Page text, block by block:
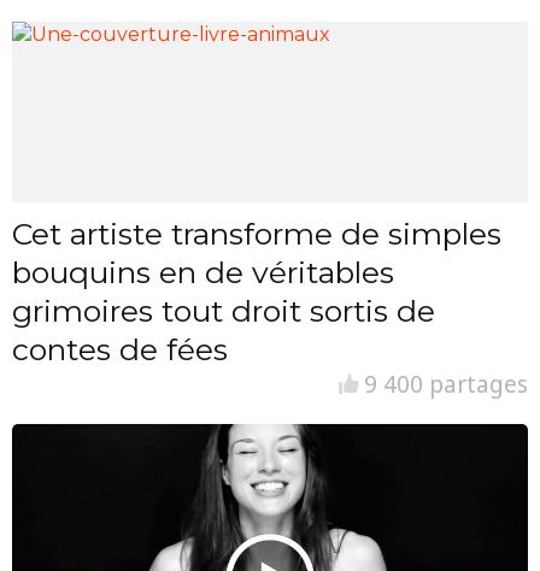
Cet artiste transforme de simples
bouquins en de véritables
grimoires tout droit sortis de
contes de fées
9 400 partages